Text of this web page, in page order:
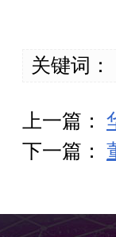
关键词：
上一篇：
下一篇：